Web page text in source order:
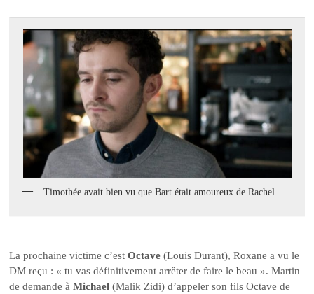
Timothée avait bien vu que Bart était amoureux de Rachel
La prochaine victime c’estOctave (Louis Durant), Roxane a vu le
DM reçu : « tu vas définitivement arrêter de faire le beau ». Martin
de demande àMichael (Malik Zidi) d’appeler son fils Octave de